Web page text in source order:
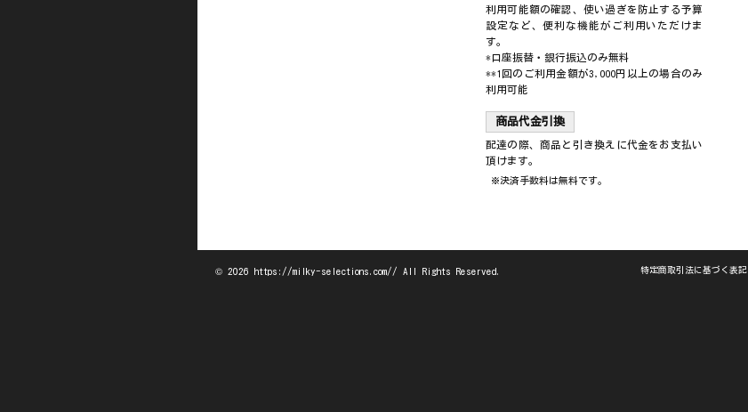
利用可能額の確認、使い過ぎを防止する予算
設定など、便利な機能がご利用いただけま
す。
*口座振替・銀行振込のみ無料
**1回のご利用金額が3,000円以上の場合のみ
利用可能
商品代金引換
配達の際、商品と引き換えに代金をお支払い
頂けます。
※決済手数料は無料です。
特定商取引法に基づく表記
© 2026 https://milky-selections.com// All Rights Reserved.